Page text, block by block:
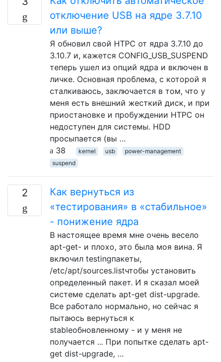
отключение USB на ядре 3.7.10
или выше?
Я обновил свой HTPC от ядра 3.7.10 до
3.10.7 и, кажется CONFIG_USB_SUSPEND
теперь ушел из опций ядра и включен в
личке. Основная проблема, с которой я
сталкиваюсь, заключается в том, что у
меня есть внешний жесткий диск, и при
приостановке и пробуждении HTPC он
недоступен для системы. HDD
просыпается (вы …
38
kernel usb
power-management
suspend
2
Как вернуться из
«тестирования» в «стабильное»
- понижение ядра
В настоящее время мне очень весело
apt-get- и плохо, это была моя вина. Я
включил testingпакеты,
/etc/apt/sources.listчтобы установить
определенный пакет. И я сказал моей
системе сделать apt-get dist-upgrade.
Все работало нормально, но сейчас я
пытаюсь вернуться к
stableобновленному - и у меня не
получается ... При попытке сделать apt-
get dist-upgrade, …